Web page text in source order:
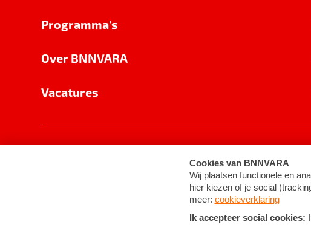
Programma's
Over BNNVARA
Vacatures
Cookie-instellingen Algemene